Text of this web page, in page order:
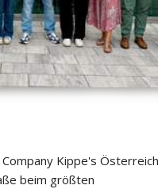
Kippe's Österreich
beim größten